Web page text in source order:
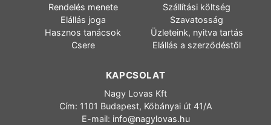
Rendelés menete
Szállítási költség
Elállás joga
Szavatosság
Hasznos tanácsok
Üzleteink, nyitva tartás
Csere
Elállás a szerződéstől
KAPCSOLAT
Nagy Lovas Kft
Cím: 1101 Budapest, Kőbányai út 41/A
E-mail: info@nagylovas.hu